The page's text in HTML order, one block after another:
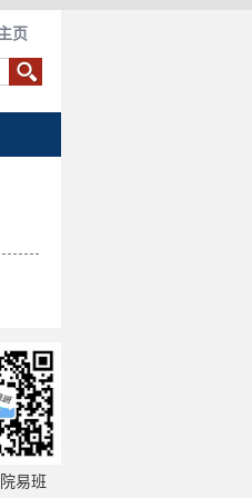
页
易班